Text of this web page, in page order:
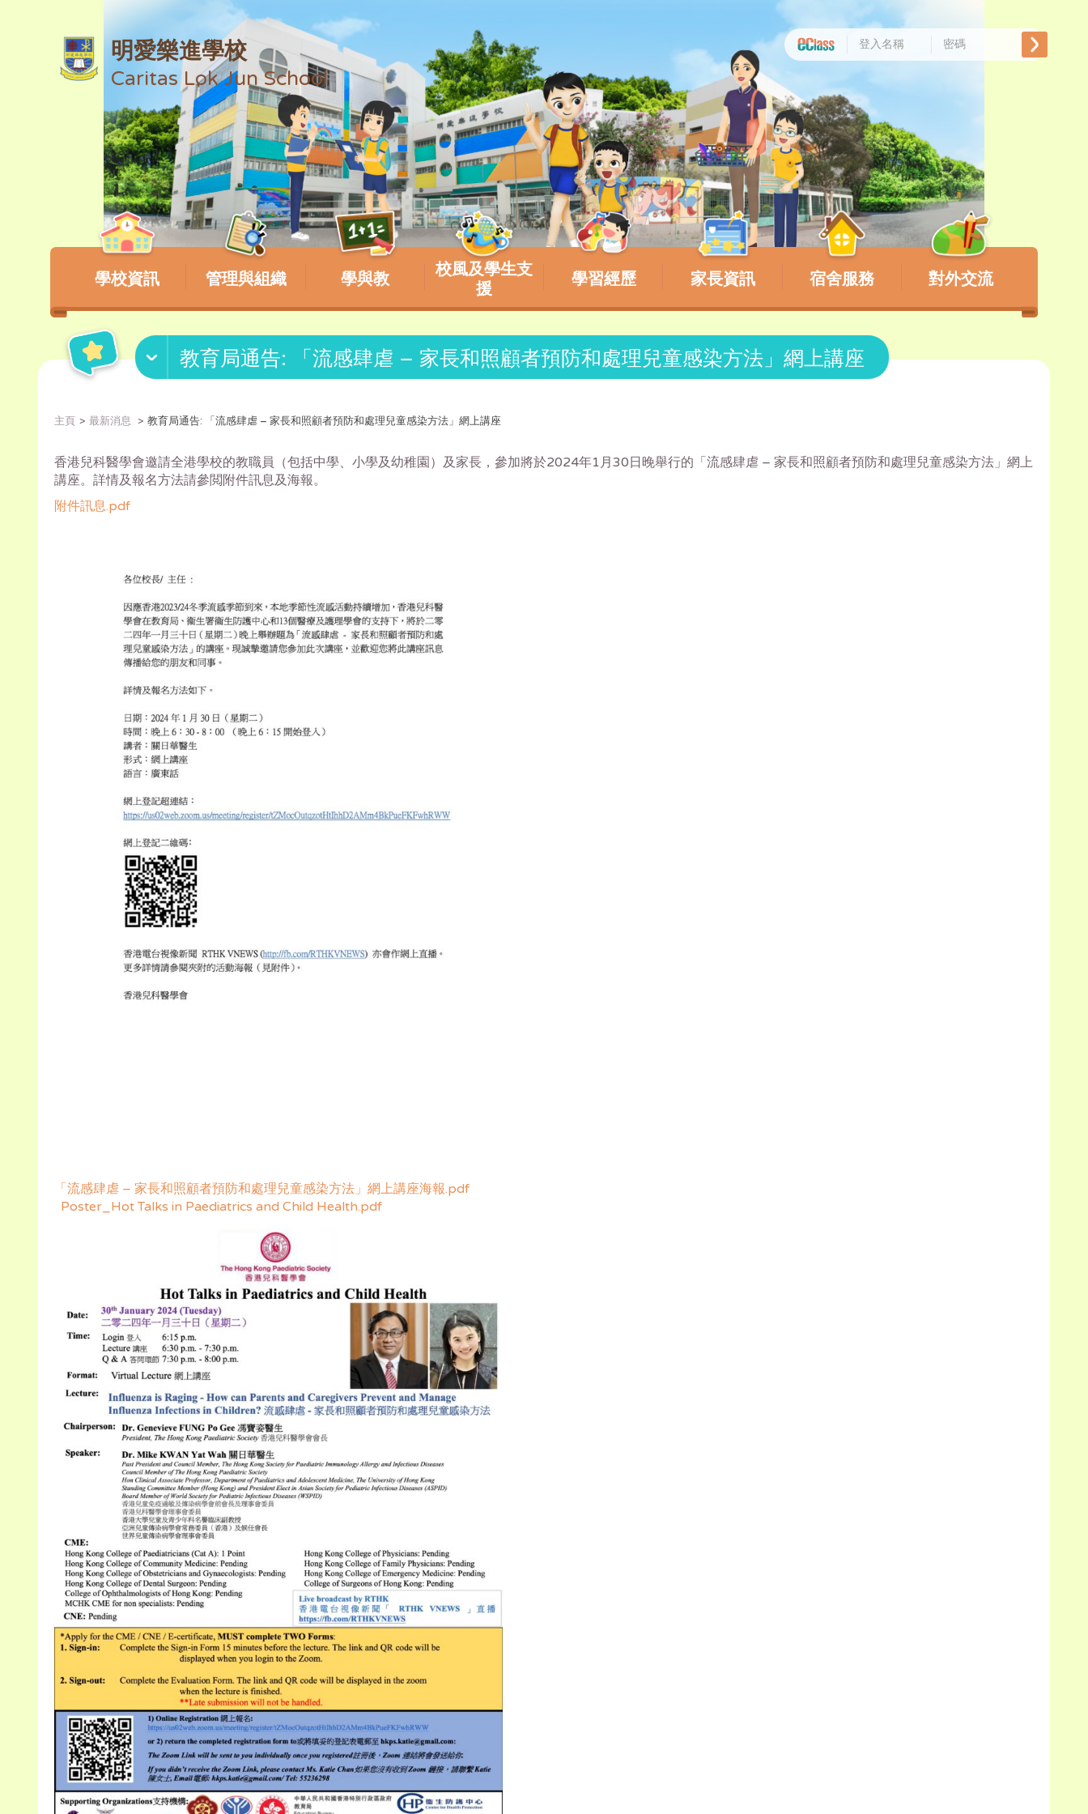
明愛樂進學校
Caritas Lok Jun School
學校資訊 管理與組織 學與教
校風及學生支
援
學習經歷 家長資訊 宿舍服務 對外交流
教育局通告: 「流感肆虐 – 家長和照顧者預防和處理兒童感染方法」網上講座
主頁 最新消息 教育局通告: 「流感肆虐 – 家長和照顧者預防和處理兒童感染方法」網上講座
香港兒科醫學會邀請全港學校的教職員（包括中學、小學及幼稚園） 及家長，參加將於2024年1月30日晚舉行的「流感肆虐 – 家長和照顧者預防和處理兒童感染方法」網上
講座。 詳情及報名方法請參閲附件訊息及海報。
附件訊息.pdf
「流感肆虐 – 家長和照顧者預防和處理兒童感染方法」網上講座海報.pdf
Poster_Hot Talks in Paediatrics and Child Health.pdf